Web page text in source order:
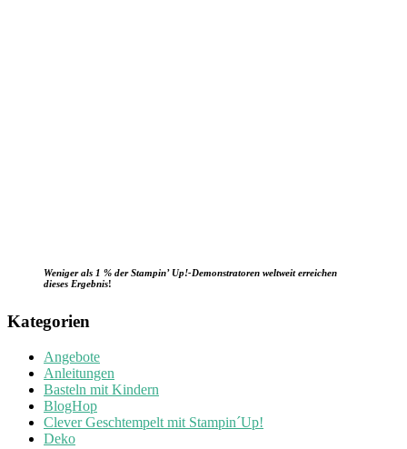
Weniger als 1 % der Stampin’ Up!-Demonstratoren weltweit erreichen
dieses Ergebnis!
Kategorien
Angebote
Anleitungen
Basteln mit Kindern
BlogHop
Clever Geschtempelt mit Stampin´Up!
Deko